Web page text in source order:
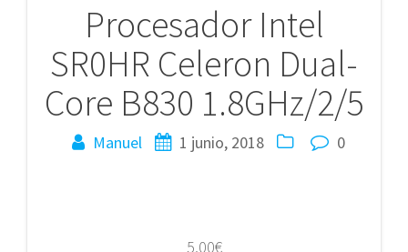
Procesador Intel
SR0HR Celeron Dual-
Core B830 1.8GHz/2/5
Manuel 1 junio, 2018 0
5,00€
Navegación
de
entradas